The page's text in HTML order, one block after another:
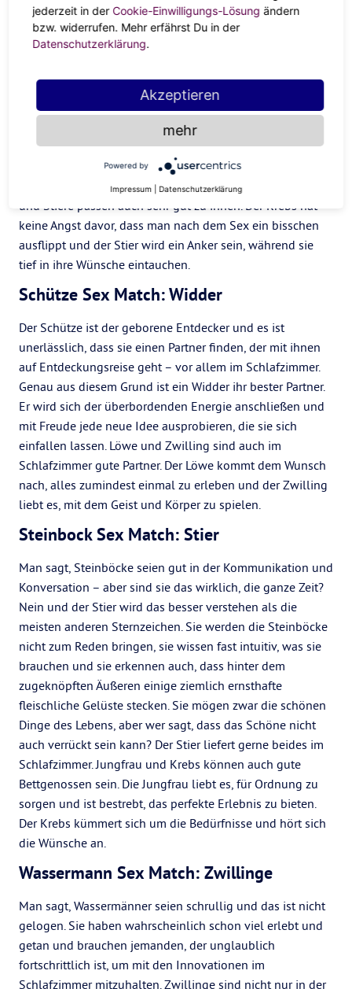
Körper sehnt; der Wassermann wird den Geist mit sexy
Gedanken zum Explodieren bringen.
Skorpion Sex Match: Fische
Um die ultimative Ekstase zu erreichen, braucht der
Skorpion einen Partner, der bereit ist, in die dunklen,
düsteren Tiefen der Seele hinabzusteigen. Fische sind in
der Lage, diesen Wunsch und noch mehr zu erfüllen. Sie
können dabei helfen, die tiefsten und dunkelste Wünsche
zu erforschen, ohne zu zögern oder zu urteilen. Krebse
und Stiere passen auch sehr gut zu ihnen. Der Krebs hat
keine Angst davor, dass man nach dem Sex ein bisschen
ausflippt und der Stier wird ein Anker sein, während sie
tief in ihre Wünsche eintauchen.
Schütze Sex Match: Widder
Der Schütze ist der geborene Entdecker und es ist
unerlässlich, dass sie einen Partner finden, der mit ihnen
auf Entdeckungsreise geht – vor allem im Schlafzimmer.
Genau aus diesem Grund ist ein Widder ihr bester Partner.
Er wird sich der überbordenden Energie anschließen und
mit Freude jede neue Idee ausprobieren, die sie sich
einfallen lassen. Löwe und Zwilling sind auch im
Schlafzimmer gute Partner. Der Löwe kommt dem Wunsch
nach, alles zumindest einmal zu erleben und der Zwilling
liebt es, mit dem Geist und Körper zu spielen.
Steinbock Sex Match: Stier
Man sagt, Steinböcke seien gut in der Kommunikation und
Konversation – aber sind sie das wirklich, die ganze Zeit?
Nein und der Stier wird das besser verstehen als die
meisten anderen Sternzeichen. Sie werden die Steinböcke
nicht zum Reden bringen, sie wissen fast intuitiv, was sie
brauchen und sie erkennen auch, dass hinter dem
zugeknöpften Äußeren einige ziemlich ernsthafte
fleischliche Gelüste stecken. Sie mögen zwar die schönen
Dinge des Lebens, aber wer sagt, dass das Schöne nicht
auch verrückt sein kann? Der Stier liefert gerne beides im
Schlafzimmer. Jungfrau und Krebs können auch gute
Bettgenossen sein. Die Jungfrau liebt es, für Ordnung zu
sorgen und ist bestrebt, das perfekte Erlebnis zu bieten.
Der Krebs kümmert sich um die Bedürfnisse und hört sich
die Wünsche an.
Wassermann Sex Match: Zwillinge
Man sagt, Wassermänner seien schrullig und das ist nicht
gelogen. Sie haben wahrscheinlich schon viel erlebt und
getan und brauchen jemanden, der unglaublich
fortschrittlich ist, um mit den Innovationen im
Schlafzimmer mitzuhalten. Zwillinge sind nicht nur in der
jederzeit in der Cookie-Einwilligungs-Lösung ändern
bzw. widerrufen. Mehr erfährst Du in der
Datenschutzerklärung.
Akzeptieren
mehr
Powered by
Impressum Datenschutzerklärung